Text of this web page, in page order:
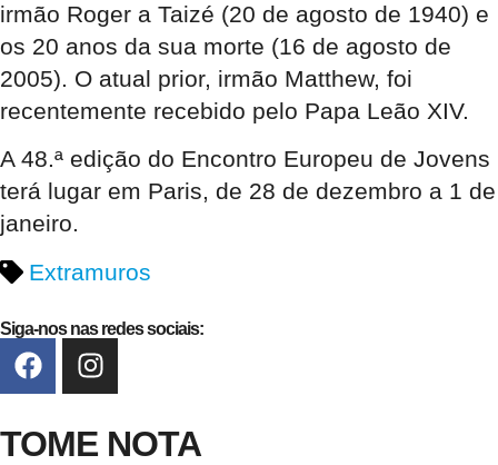
irmão Roger a Taizé (20 de agosto de 1940) e
os 20 anos da sua morte (16 de agosto de
2005). O atual prior, irmão Matthew, foi
recentemente recebido pelo Papa Leão XIV.
A 48.ª edição do Encontro Europeu de Jovens
terá lugar em Paris, de 28 de dezembro a 1 de
janeiro.
Extramuros
Siga-nos nas redes sociais:
TOME NOTA